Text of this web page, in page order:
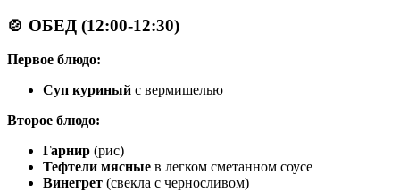
🍲 ОБЕД (12:00-12:30)
Первое блюдо:
Суп куриный с вермишелью
Второе блюдо:
Гарнир (рис)
Тефтели мясные в легком сметанном соусе
Винегрет (свекла с черносливом)